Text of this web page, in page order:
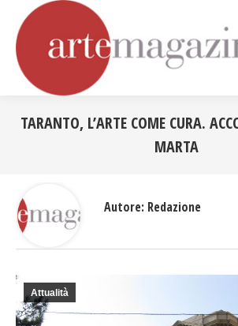
TARANTO, L’ARTE COME CURA.
MARTA
Attualità
Autore: Redazione